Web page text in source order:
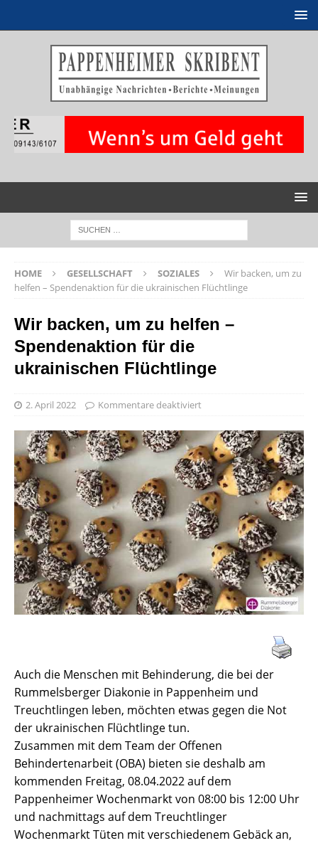
HOME GESELLSCHAFT SOZIALES
Wir backen, um zu
helfen – Spendenaktion für die ukrainischen Flüchtlinge
Wir backen, um zu helfen –
Spendenaktion für die
ukrainischen Flüchtlinge
2. April 2022 Kommentare deaktiviert
Auch die Menschen mit Behinderung, die bei der
Rummelsberger Diakonie in Pappenheim und
Treuchtlingen leben, möchten etwas gegen die Not
der ukrainischen Flüchtlinge tun.
Zusammen mit dem Team der Offenen
Behindertenarbeit (OBA) bieten sie deshalb am
kommenden Freitag, 08.04.2022 auf dem
Pappenheimer Wochenmarkt von 08:00 bis 12:00 Uhr
und nachmittags auf dem Treuchtlinger
Wochenmarkt Tüten mit verschiedenem Gebäck an,